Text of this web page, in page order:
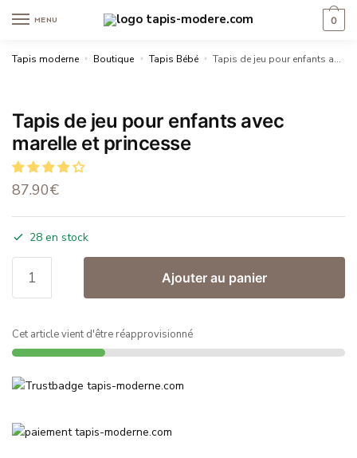
MENU 0
Tapis moderne » Boutique » Tapis Bébé » Tapis de jeu pour enfants avec marelle et princesse
Tapis de jeu pour enfants avec
marelle et princesse
87.90€
28 en stock
Ajouter au panier
Cet article vient d'être réapprovisionné